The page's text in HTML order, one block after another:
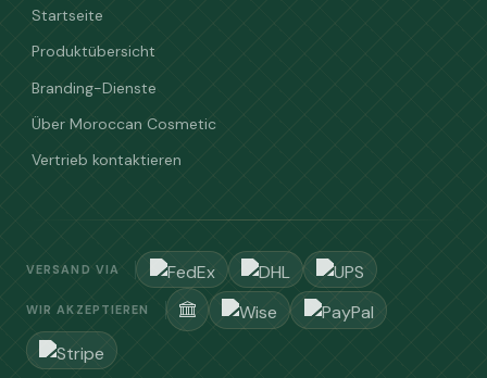
Startseite
Produktübersicht
Branding-Dienste
Über Moroccan Cosmetic
Vertrieb kontaktieren
VERSAND VIA
WIR AKZEPTIEREN